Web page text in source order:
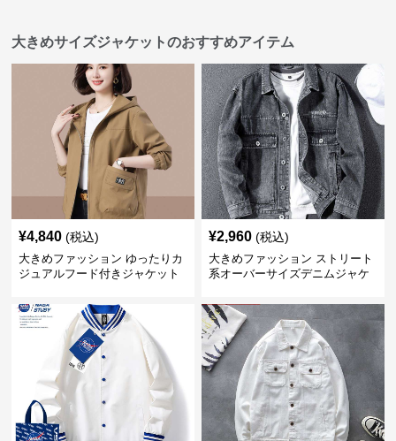
大きめサイズジャケットのおすすめアイテム
¥4,840 (税込)
大きめファッション ゆったりカ
ジュアルフード付きジャケット
¥2,960 (税込)
大きめファッション ストリート
系オーバーサイズデニムジャケ